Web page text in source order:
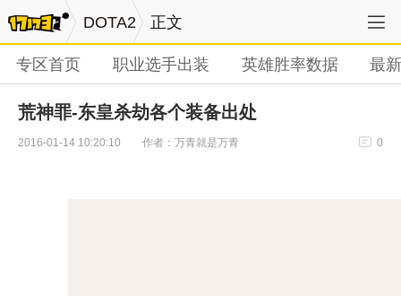
DOTA2 正文
专区首页 职业选手出装 英雄胜率数据 最
荒神罪-东皇杀劫各个装备出处
2016-01-14 10:20:10 作者：万青就是万青 0